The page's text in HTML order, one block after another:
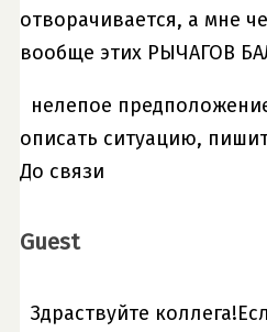
отворачивается, а мне
вообще этих РЫЧАГОВ
нелепое
описать ситуацию,
До связи
Guest
Здраствуйте